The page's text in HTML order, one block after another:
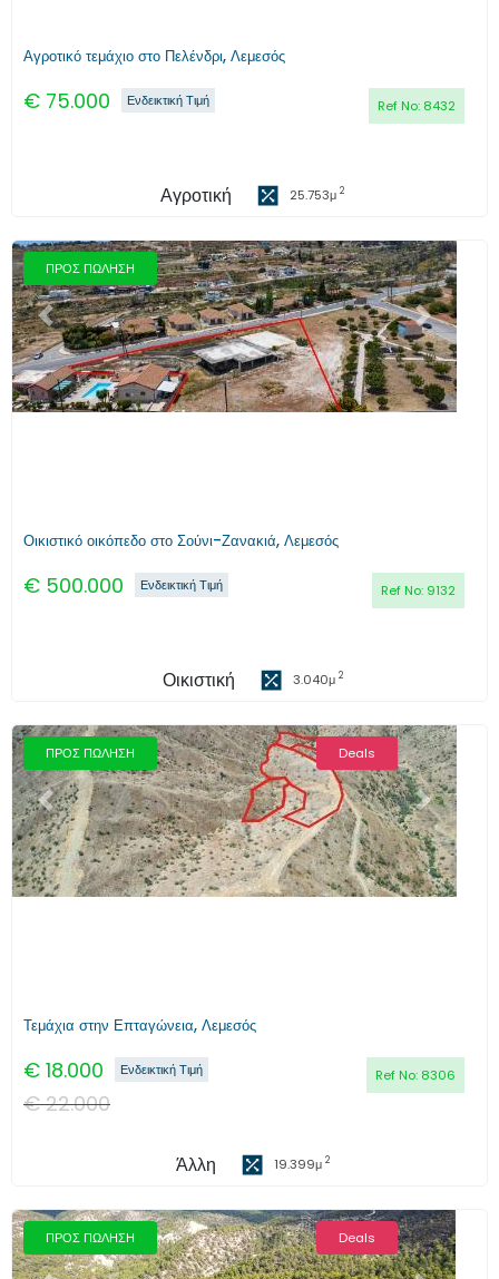
Αγροτικό τεμάχιο στο Πελένδρι, Λεμεσός
€ 75.000 Ref No: 8432
Ενδεικτική Τιμή
Αγροτική 25.753μ 2
ΠΡΟΣ ΠΩΛΗΣΗ
Προηγούμενο Επόμενο
Οικιστικό οικόπεδο στο Σούνι-Ζανακιά, Λεμεσός
€ 500.000 Ref No: 9132
Ενδεικτική Τιμή
Οικιστική 3.040μ 2
ΠΡΟΣ ΠΩΛΗΣΗ Deals
Προηγούμενο Επόμενο
Τεμάχια στην Επταγώνεια, Λεμεσός
€ 18.000 Ref No: 8306
Ενδεικτική Τιμή
€22.000
Άλλη 19.399μ 2
ΠΡΟΣ ΠΩΛΗΣΗ Deals